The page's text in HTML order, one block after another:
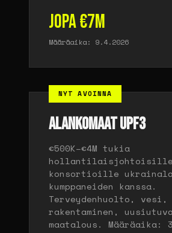
Jopa €7M
Määräaika: 9.4.2026
NYT AVOINNA
ALANKOMAAT UPF3
€500K–€4M tukia
hollantilaisjohtoisille
konsortioille
kumppaneiden kanssa.
Terveydenhuolto, vesi,
rakentaminen,
maatalous. Määräaika: